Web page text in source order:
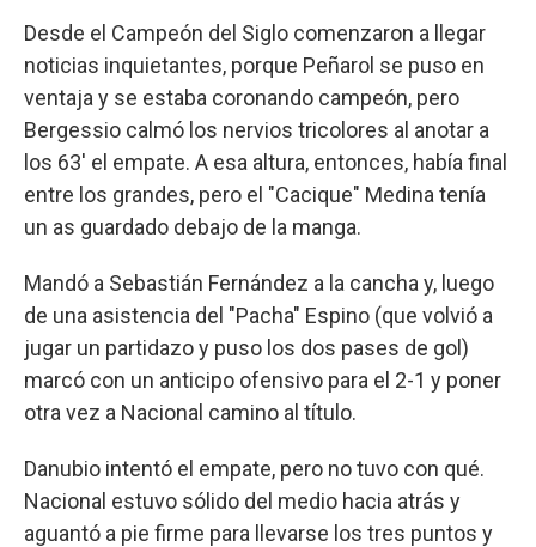
Desde el Campeón del Siglo comenzaron a llegar
noticias inquietantes, porque Peñarol se puso en
ventaja y se estaba coronando campeón, pero
Bergessio calmó los nervios tricolores al anotar a
los 63' el empate. A esa altura, entonces, había final
entre los grandes, pero el "Cacique" Medina tenía
un as guardado debajo de la manga.
Mandó a Sebastián Fernández a la cancha y, luego
de una asistencia del "Pacha" Espino (que volvió a
jugar un partidazo y puso los dos pases de gol)
marcó con un anticipo ofensivo para el 2-1 y poner
otra vez a Nacional camino al título.
Danubio intentó el empate, pero no tuvo con qué.
Nacional estuvo sólido del medio hacia atrás y
aguantó a pie firme para llevarse los tres puntos y